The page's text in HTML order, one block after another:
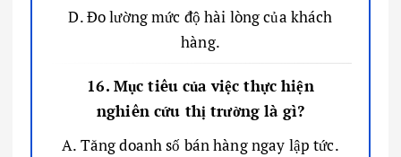
D. Đo lường mức độ hài lòng của khách
hàng.
16. Mục tiêu của việc thực hiện
nghiên cứu thị trường là gì?
A. Tăng doanh số bán hàng ngay lập tức.